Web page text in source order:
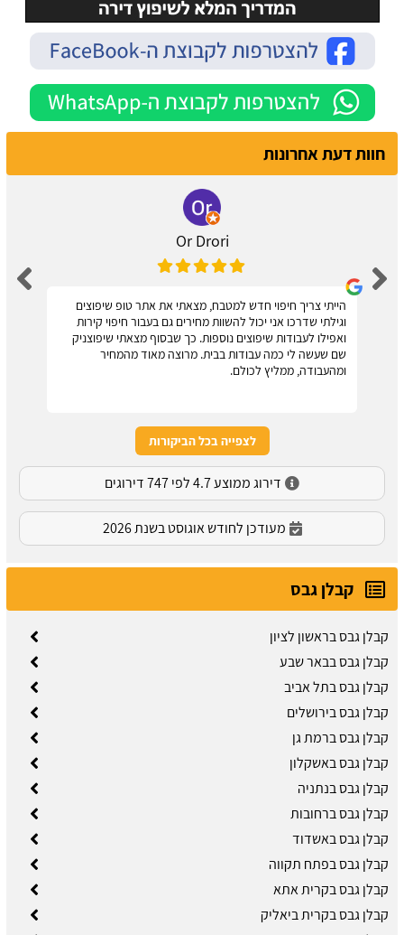
חוות דעת אחרונות
Or Drori
הייתי צריך חיפוי חדש למטבח, מצאתי את אתר טופ שיפוצים
וגילתי שדרכו אני יכול להשוות מחירים גם בעבור חיפוי קירות
ואפילו לעבודות שיפוצים נוספות. כך שבסוף מצאתי שיפוצניק
שם שעשה לי כמה עבודות בבית. מרוצה מאוד מהמחיר
ומהעבודה, ממליץ לכולם.
לצפייה בכל הביקורות
דירוג ממוצע 4.7 לפי 747 דירוגים
מעודכן לחודש אוגוסט בשנת 2026
קבלן גבס
קבלן גבס בראשון לציון
קבלן גבס בבאר שבע
קבלן גבס בתל אביב
קבלן גבס בירושלים
קבלן גבס ברמת גן
קבלן גבס באשקלון
קבלן גבס בנתניה
קבלן גבס ברחובות
קבלן גבס באשדוד
קבלן גבס בפתח תקווה
קבלן גבס בקרית אתא
קבלן גבס בקרית ביאליק